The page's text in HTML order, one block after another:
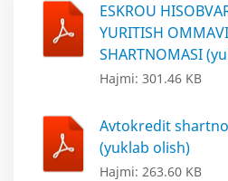
ESKROU
YURITISH
SHARTNOMASI
Hajmi: 301.46 KB
Avtokredit
(yuklab olish)
Hajmi: 263.60 KB